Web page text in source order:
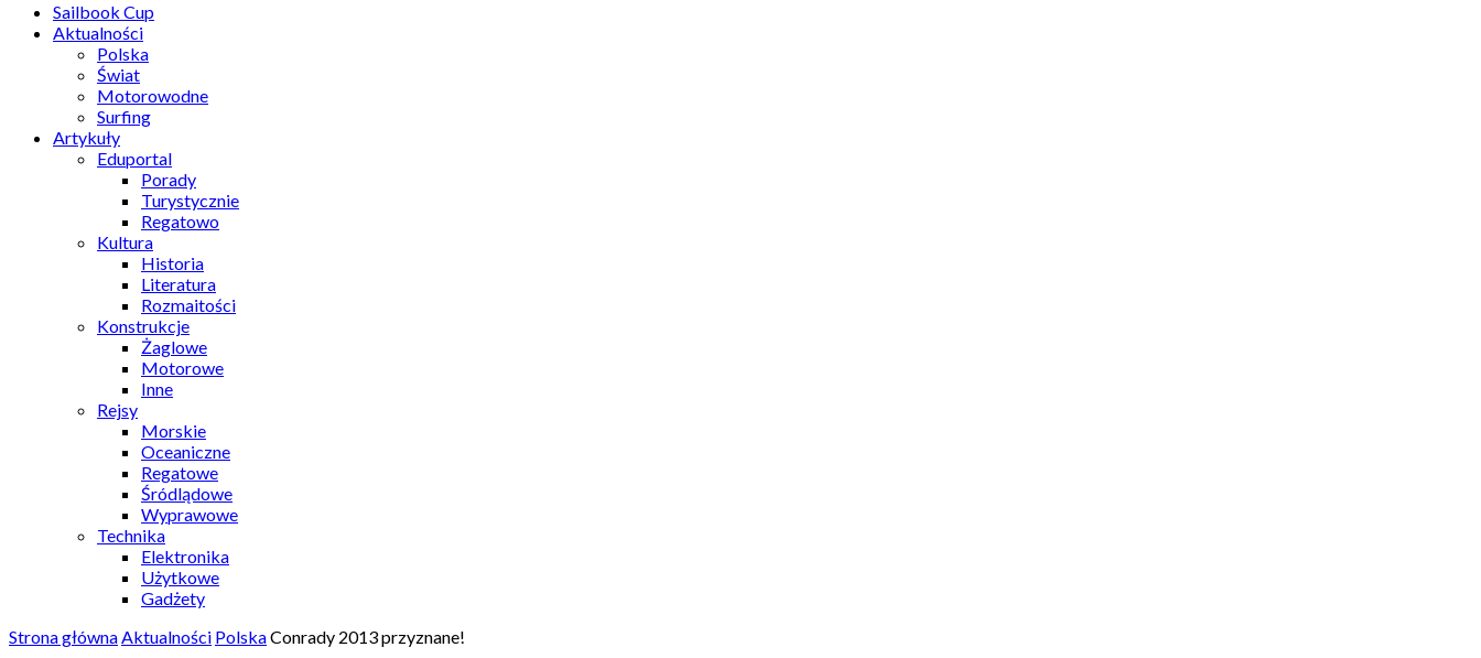
Sailbook Cup
Aktualności
Polska
Świat
Motorowodne
Surfing
Artykuły
Eduportal
Porady
Turystycznie
Regatowo
Kultura
Historia
Literatura
Rozmaitości
Konstrukcje
Żaglowe
Motorowe
Inne
Rejsy
Morskie
Oceaniczne
Regatowe
Śródlądowe
Wyprawowe
Technika
Elektronika
Użytkowe
Gadżety
Strona głównaAktualności PolskaConrady 2013 przyznane!